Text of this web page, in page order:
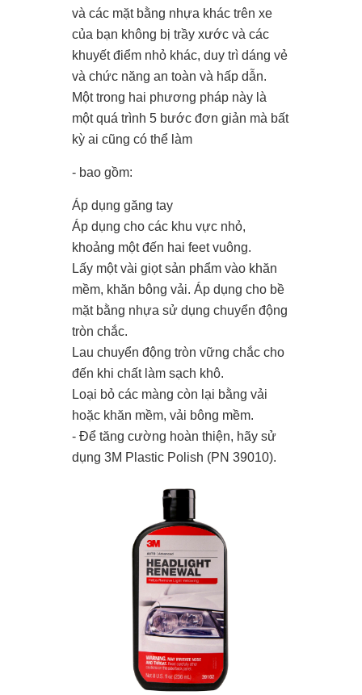
và các mặt bằng nhựa khác trên xe
của bạn không bị trầy xước và các
khuyết điểm nhỏ khác, duy trì dáng vẻ
và chức năng an toàn và hấp dẫn.
Một trong hai phương pháp này là
một quá trình 5 bước đơn giản mà bất
kỳ ai cũng có thể làm
- bao gồm:
Áp dụng găng tay
Áp dụng cho các khu vực nhỏ,
khoảng một đến hai feet vuông.
Lấy một vài giọt sản phẩm vào khăn
mềm, khăn bông vải. Áp dụng cho bề
mặt bằng nhựa sử dụng chuyển động
tròn chắc.
Lau chuyển động tròn vững chắc cho
đến khi chất làm sạch khô.
Loại bỏ các màng còn lại bằng vải
hoặc khăn mềm, vải bông mềm.
- Để tăng cường hoàn thiện, hãy sử
dụng 3M Plastic Polish (PN 39010).